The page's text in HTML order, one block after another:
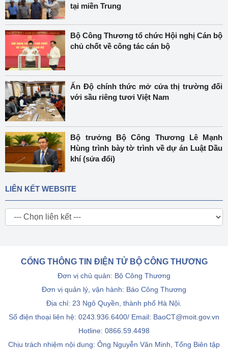
tại miền Trung
Bộ Công Thương tổ chức Hội nghị Cán bộ
chủ chốt về công tác cán bộ
Ấn Độ chính thức mở cửa thị trường đối
với sầu riêng tươi Việt Nam
Bộ trưởng Bộ Công Thương Lê Mạnh
Hùng trình bày tờ trình về dự án Luật Dầu
khí (sửa đổi)
LIÊN KẾT WEBSITE
CỔNG THÔNG TIN ĐIỆN TỬ BỘ CÔNG THƯƠNG
Đơn vị chủ quản: Bộ Công Thương
Đơn vị quản lý, vận hành: Báo Công Thương
Địa chỉ: 23 Ngô Quyền, thành phố Hà Nội.
Số điện thoại liên hệ: 0243.936.6400/ Email: BaoCT@moit.gov.vn
Hotline: 0866.59.4498
Chịu trách nhiệm nội dung: Ông Nguyễn Văn Minh, Tổng Biên tập